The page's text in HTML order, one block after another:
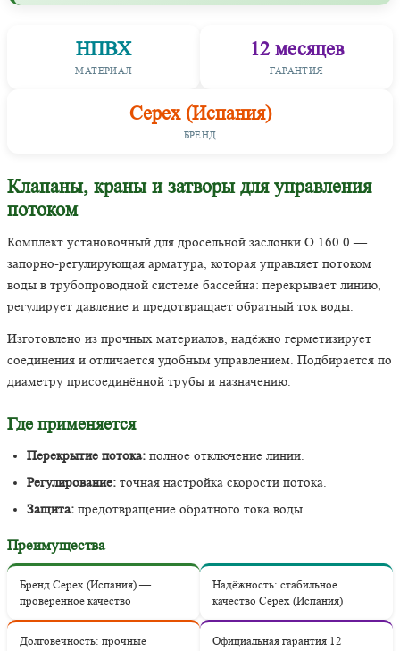
НПВХ
МАТЕРИАЛ
12 месяцев
ГАРАНТИЯ
Cepex (Испания)
БРЕНД
Клапаны, краны и затворы для управления
потоком
Комплект установочный для дросельной заслонки O 160 0 —
запорно-регулирующая арматура, которая управляет потоком
воды в трубопроводной системе бассейна: перекрывает линию,
регулирует давление и предотвращает обратный ток воды.
Изготовлено из прочных материалов, надёжно герметизирует
соединения и отличается удобным управлением. Подбирается по
диаметру присоединённой трубы и назначению.
Где применяется
Перекрытие потока: полное отключение линии.
Регулирование: точная настройка скорости потока.
Защита: предотвращение обратного тока воды.
Преимущества
Бренд Cepex (Испания) —
проверенное качество
Надёжность: стабильное
качество Cepex (Испания)
Долговечность: прочные
Официальная гарантия 12